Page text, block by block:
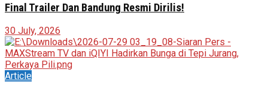
Final Trailer Dan Bandung Resmi Dirilis!
30 July, 2026
Article